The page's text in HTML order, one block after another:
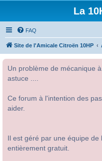
La
FAQ
Site de l'Amicale Citroën 10HP
Un problème de mécanique
astuce ....
Ce forum à l'intention des
aider.
Il est géré par une équipe
entièrement gratuit.